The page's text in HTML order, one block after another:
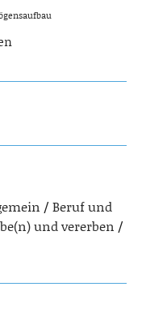
Beruf und
und vererben